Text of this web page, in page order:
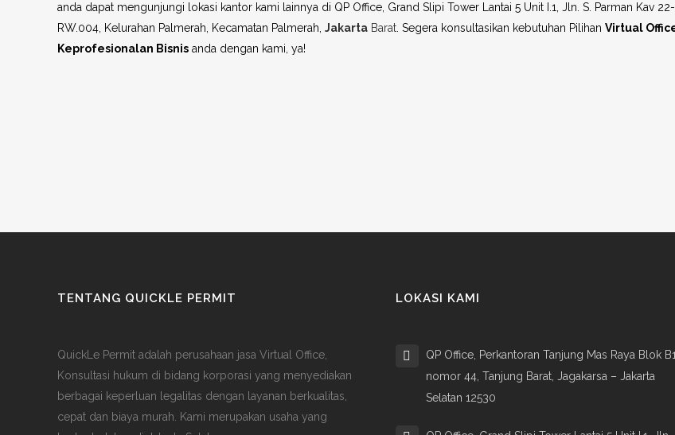
anda dapat mengunjungi lokasi kantor kami lainnya di QP Office, Grand Slipi Tower Lantai 5 Unit I.1, Jln. S. Parman Kav 22-
RW.004, Kelurahan Palmerah, Kecamatan Palmerah, Jakarta Barat. Segera konsultasikan kebutuhan Pilihan Virtual
Keprofesionalan Bisnis anda dengan kami, ya!
TENTANG QUICKLE PERMIT
QuickLe Permit adalah perusahaan jasa Virtual Office,
Konsultasi hukum di bidang korporasi yang menyediakan
berbagai keperluan legalitas dengan layanan berkualitas,
cepat dan biaya murah. Kami merupakan usaha yang
LOKASI KAMI
QP Office, Perkantoran Tanjung Mas Raya Blok B1
nomor 44, Tanjung Barat, Jagakarsa – Jakarta
Selatan 12530